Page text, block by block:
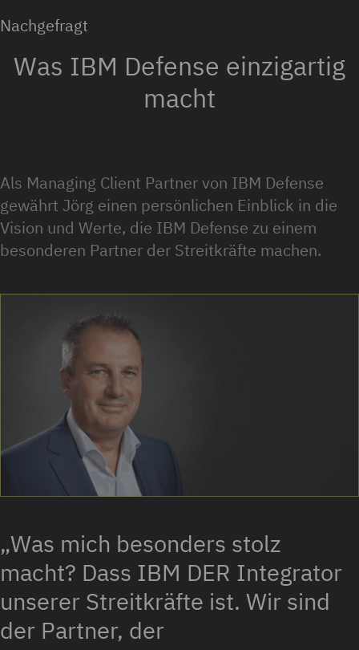
Nachgefragt
Was IBM Defense einzigartig
macht
Als Managing Client Partner von IBM Defense
gewährt Jörg einen persönlichen Einblick in die
Vision und Werte, die IBM Defense zu einem
besonderen Partner der Streitkräfte machen.
„Was mich besonders stolz
macht? Dass IBM DER Integrator
unserer Streitkräfte ist. Wir sind
der Partner, der